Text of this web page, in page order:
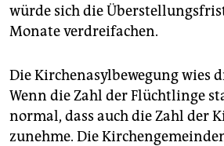
würde sich die
Monate verdreifachen.
Die Kirchenasylbewegung wies
Wenn die Zahl der Flüchtlinge
normal, dass auch die Zahl der
zunehme. Die